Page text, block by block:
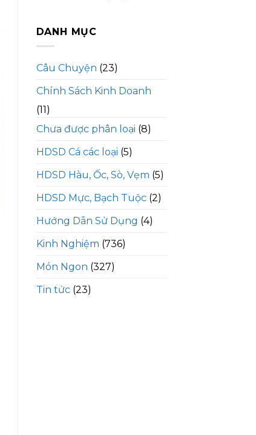
DANH MỤC
Câu Chuyện (23)
Chính Sách Kinh Doanh
(11)
Chưa được phân loại (8)
HDSD Cá các loại (5)
HDSD Hàu, Ốc, Sò, Vẹm (5)
HDSD Mực, Bạch Tuộc(2)
Hướng Dẫn Sử Dụng (4)
Kinh Nghiệm (736)
Món Ngon (327)
Tin tức(23)